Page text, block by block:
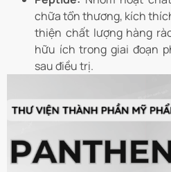
chữa tổn thương, kích
thiện chất lượng hàng
hữu ích trong giai đoạn
sau điều trị.